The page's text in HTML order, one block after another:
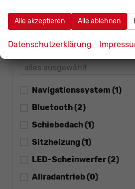
alles ausgewählt
alles ausgewählt
Navigationssystem (1)
Bluetooth(2)
Schiebedach(1)
Sitzheizung(1)
LED-Scheinwerfer(2)
Allradantrieb(0)
Alle akzeptieren Alle ablehnen
Datenschutzerklärung